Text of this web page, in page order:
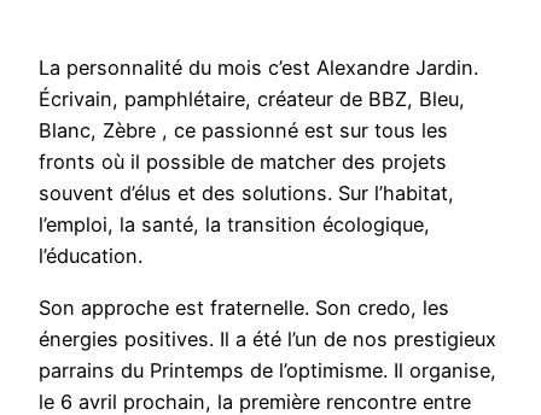
La personnalité du mois c’est Alexandre Jardin.
Écrivain, pamphlétaire, créateur de BBZ, Bleu,
Blanc, Zèbre , ce passionné est sur tous les
fronts où il possible de matcher des projets
souvent d’élus et des solutions. Sur l’habitat,
l’emploi, la santé, la transition écologique,
l’éducation.
Son approche est fraternelle. Son credo, les
énergies positives. Il a été l’un de nos prestigieux
parrains du Printemps de l’optimisme. Il organise,
le 6 avril prochain, la première rencontre entre